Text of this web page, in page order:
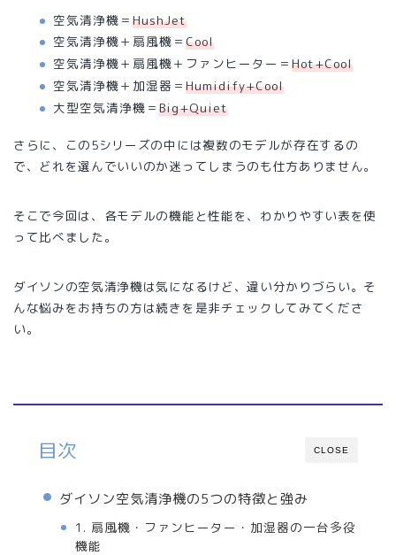
空気清浄機＝ HushJet
空気清浄機＋扇風機＝ Cool
空気清浄機＋扇風機＋ファンヒーター＝ Hot+Cool
空気清浄機＋加湿器＝ Humidify+Cool
大型空気清浄機＝ Big+Quiet
さらに、この5シリーズの中には複数のモデルが存在するの
で、どれを選んでいいのか迷ってしまうのも仕方ありません。
そこで今回は、各モデルの機能と性能を、わかりやすい表を使
って比べました。
ダイソンの空気清浄機は気になるけど、違い分かりづらい。そ
んな悩みをお持ちの方は続きを是非チェックしてみてくださ
い。
CLOSE
目次
ダイソン空気清浄機の5つの特徴と強み
1. 扇風機・ファンヒーター・加湿器の一台多役
機能